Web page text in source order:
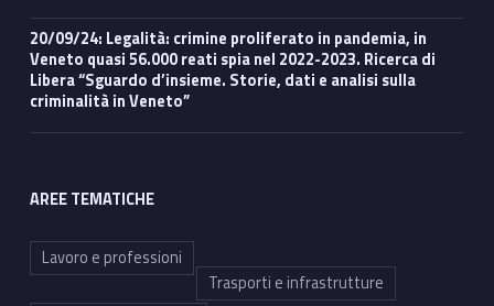
20/09/24: Legalità: crimine proliferato in pandemia, in
Veneto quasi 56.000 reati spia nel 2022-2023. Ricerca di
Libera “Sguardo d’insieme. Storie, dati e analisi sulla
criminalità in Veneto”
AREE TEMATICHE
Lavoro e professioni
Trasporti e infrastrutture